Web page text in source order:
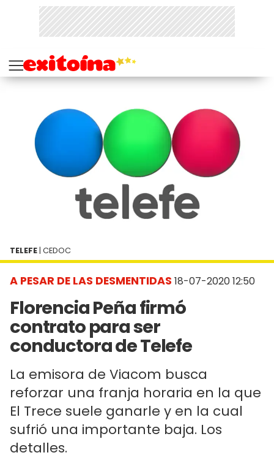
A PESAR DE LAS DESMENTIDAS 18-07-2020 12:50
Florencia Peña firmó
contrato para ser
conductora de Telefe
La emisora de Viacom busca
reforzar una franja horaria en la que
El Trece suele ganarle y en la cual
sufrió una importante baja. Los
detalles.
TELEFE | CEDOC